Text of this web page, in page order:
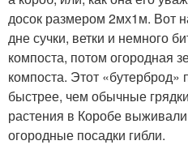
досок размером 2мх1м. Вот
дне сучки, ветки и немного
компоста, потом огородная
компоста. Этот «бутерброд»
быстрее, чем обычные
растения в Коробе
огородные посадки гибли.